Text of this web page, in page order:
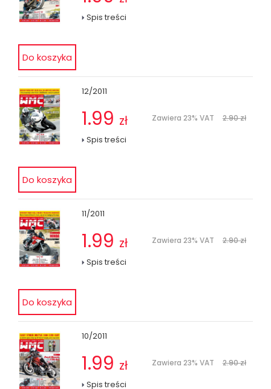
Spis treści
12/2011
1.99 zł 2.90 zł
Zawiera 23% VAT
Spis treści
11/2011
1.99 zł 2.90 zł
Zawiera 23% VAT
Spis treści
10/2011
1.99 zł 2.90 zł
Zawiera 23% VAT
Spis treści